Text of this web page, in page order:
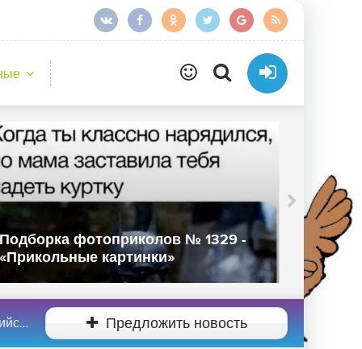
Подборка фотоприколов № 1329 -
«Прикольные картинки»
Предложить новость